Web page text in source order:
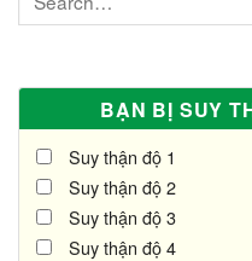
BẠN BỊ SUY
Suy thận độ 1
Suy thận độ 2
Suy thận độ 3
Suy thận độ 4